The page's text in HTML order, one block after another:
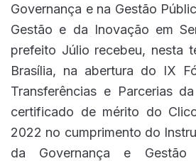
Governança e na Gestão
Gestão e da Inovação em
prefeito Júlio recebeu, nesta
Brasília, na abertura do IX
Transferências e Parcerias
certificado de mérito do
2022 no cumprimento do
da Governança e